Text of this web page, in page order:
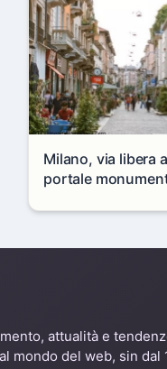
Milano, via libera
portale
attualità e
mondo del web, sin dal